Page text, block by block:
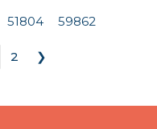
51804 59862
2 ❯